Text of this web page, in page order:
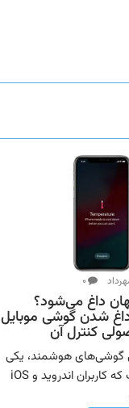
۰
داغ می‌شود؟
شدن گوشی موبایل
کنترل آن
گوشی‌های هوشمند، یکی
از مشکلاتی است که کاربران اندروید و iOS